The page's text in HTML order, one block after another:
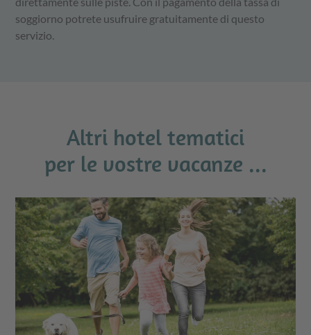
soggiorno potrete usufruire gratuitamente di questo
servizio.
Altri hotel tematici
per le vostre vacanze ...